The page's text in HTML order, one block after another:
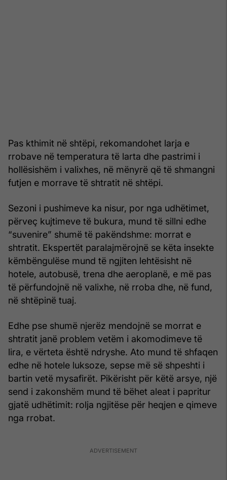
Pas kthimit në shtëpi, rekomandohet larja e
rrobave në temperatura të larta dhe pastrimi i
hollësishëm i valixhes, në mënyrë që të shmangni
futjen e morrave të shtratit në shtëpi.
Sezoni i pushimeve ka nisur, por nga udhëtimet,
përveç kujtimeve të bukura, mund të sillni edhe
“suvenire” shumë të pakëndshme: morrat e
shtratit. Ekspertët paralajmërojnë se këta insekte
këmbëngulëse mund të ngjiten lehtësisht në
hotele, autobusë, trena dhe aeroplanë, e më pas
të përfundojnë në valixhe, në rroba dhe, në fund,
në shtëpinë tuaj.
Edhe pse shumë njerëz mendojnë se morrat e
shtratit janë problem vetëm i akomodimeve të
lira, e vërteta është ndryshe. Ato mund të shfaqen
edhe në hotele luksoze, sepse më së shpeshti i
bartin vetë mysafirët. Pikërisht për këtë arsye, një
send i zakonshëm mund të bëhet aleat i papritur
gjatë udhëtimit: rolja ngjitëse për heqjen e qimeve
nga rrobat.